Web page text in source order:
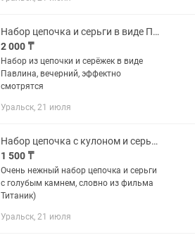
Набор цепочка и серьги в виде Павлина
2 000 ₸
Набор из цепочки и серёжек в виде
Павлина, вечерний, эффектно
смотрятся
Уральск, 21 июля
Набор цепочка с кулоном и серьги-гвоздики Титаник
1 500 ₸
Очень нежный набор цепочка и серьги
с голубым камнем, словно из фильма
Титаник)
Уральск, 21 июля